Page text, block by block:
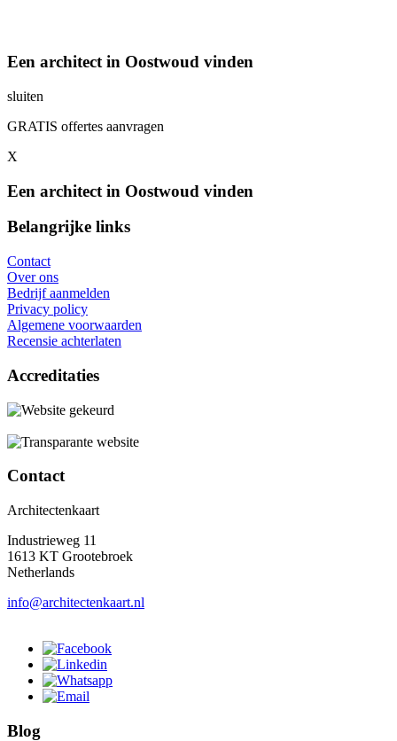
Een architect in Oostwoud vinden
sluiten
GRATIS offertes aanvragen
X
Een architect in Oostwoud vinden
Belangrijke links
Contact
Over ons
Bedrijf aanmelden
Privacy policy
Algemene voorwaarden
Recensie achterlaten
Accreditaties
Contact
Architectenkaart
Industrieweg 11
1613 KT Grootebroek
Netherlands
info@architectenkaart.nl
Blog